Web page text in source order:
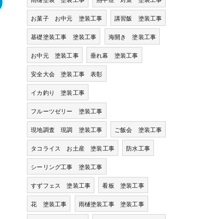
お菓子 お中元 塗装工事 講習飯 塗装工事
基礎塗装工事 塗装工事 海開き 塗装工事
お中元 塗装工事 垂れ幕 塗装工事
安全大会 塗装工事 表彰
イカ釣り 塗装工事
フルーツゼリー 塗装工事
現地調査 現調 塗装工事 ご飯会 塗装工事
タコライス お土産 塗装工事 防水工事
シーリング工事 塗装工事
すずフェス 塗装工事 看板 塗装工事
花 塗装工事 雨樋塗装工事 塗装工事